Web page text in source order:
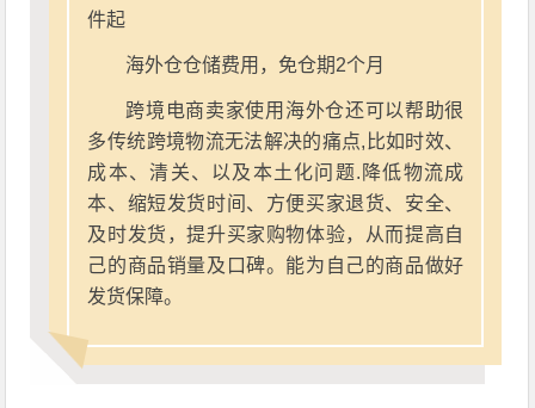
件起
海外仓仓储费用，免仓期2个月
跨境电商卖家使用海外仓还可以帮助很
多传统跨境物流无法解决的痛点,比如时效、
成本、清关、以及本土化问题.降低物流成
本、缩短发货时间、方便买家退货、安全、
及时发货，提升买家购物体验，从而提高自
己的商品销量及口碑。能为自己的商品做好
发货保障。